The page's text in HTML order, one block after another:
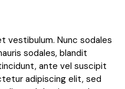
vestibulum. Nunc sodales
sodales, blandit
ante vel suscipit
adipiscing elit, sed